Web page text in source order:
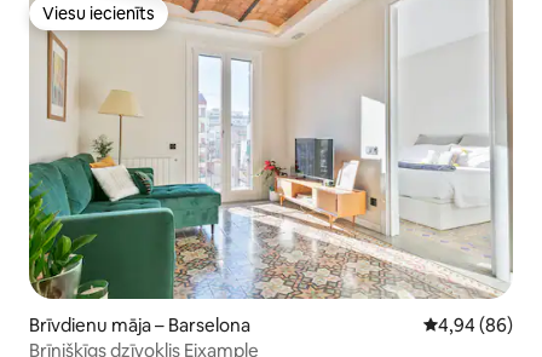
Viesu iecienīts
Viesu iecienīts
Brīvdienu māja – Barselona Vidējais
4,94 (86)
Brīnišķīgs dzīvoklis Eixample